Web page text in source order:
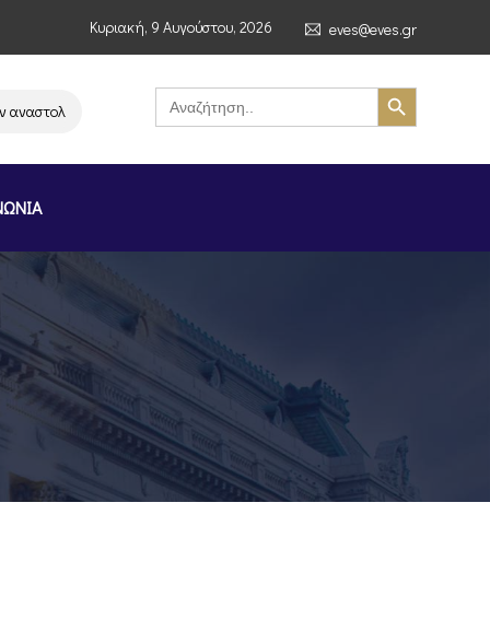
Κυριακή, 9 Αυγούστου, 2026 eves@eves.gr
λειτουργίας της αλυσίδας σούπερ μάρκετ MERE στην Ελλάδα –
Search
for:
Search Button